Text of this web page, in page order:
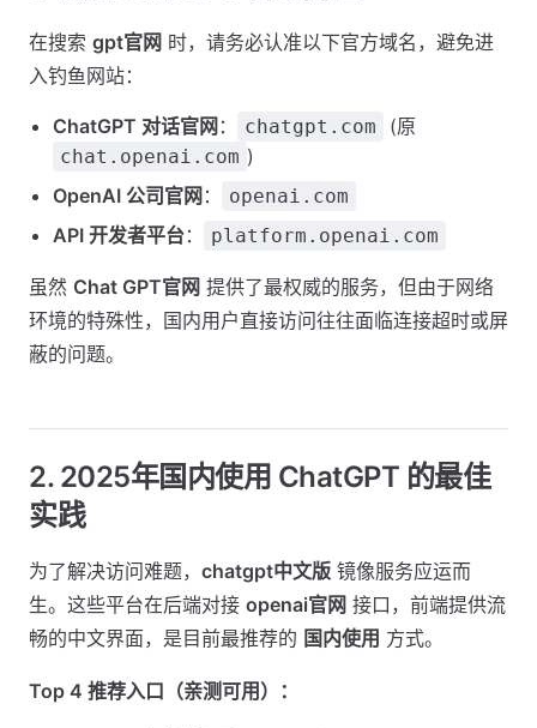
在搜索 gpt官网 时，请务必认准以下官方域名，避免进
入钓鱼网站：
ChatGPT 对话官网 ： chatgpt.com (原
chat.openai.com )
OpenAI 公司官网 ： openai.com
API 开发者平台： platform.openai.com
虽然 Chat GPT官网 提供了最权威的服务，但由于网络
环境的特殊性，国内用户直接访问往往面临连接超时或屏
蔽的问题。
2. 2025年国内使用 ChatGPT 的最佳
实践
为了解决访问难题， chatgpt中文版 镜像服务应运而
生。这些平台在后端对接 openai官网 接口，前端提供流
畅的中文界面，是目前最推荐的 国内使用 方式。
Top 4 推荐入口（亲测可用）：